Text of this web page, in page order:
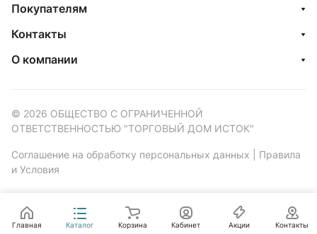
Покупателям
Контакты
О компании
© 2026 ОБЩЕСТВО С ОГРАНИЧЕННОЙ
ОТВЕТСТВЕННОСТЬЮ "ТОРГОВЫЙ ДОМ ИСТОК"
Соглашение на обработку персональных данных
Правила
и Условия
Главная Каталог Корзина Кабинет Акции Контакты